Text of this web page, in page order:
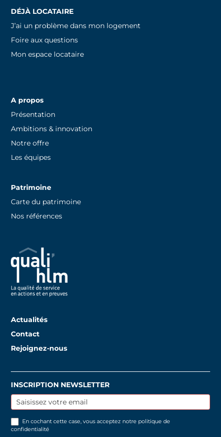
DÉJÀ LOCATAIRE
J’ai un problème dans mon logement
Foire aux questions
Mon espace locataire
A propos
Présentation
Ambitions & innovation
Notre offre
Les équipes
Patrimoine
Carte du patrimoine
Nos références
Actualités
Contact
Rejoignez-nous
Inscription
newsletter
INSCRIPTION NEWSLETTER
En cochant cette case, vous acceptez notre politique de
confidentialité